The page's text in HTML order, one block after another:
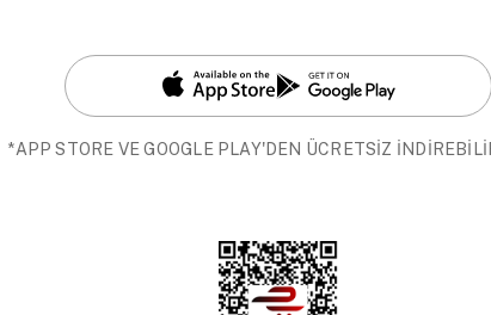
*APP STORE VE GOOGLE PLAY'DEN ÜCRETSİZ